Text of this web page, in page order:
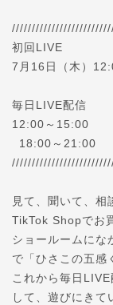
初回LIVE
7月16日（木）
毎日LIVE配信
12:00～15:00
18:00～21:00
見て、聞いて、相
TikTok Shopでお
ショールームにな
で「ひさこの五感
これから毎日
して、遊びにきて